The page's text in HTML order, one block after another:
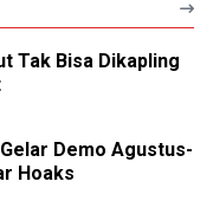
Tak Bisa Dikapling
Demo Agustus-
Hoaks